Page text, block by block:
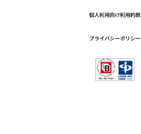
個人利用向け利用約款
プライバシーポリシー